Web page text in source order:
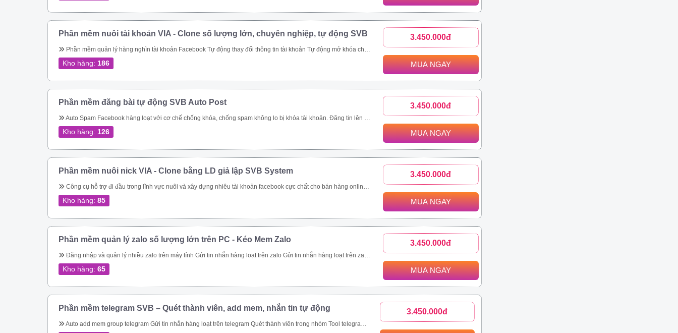
Phần mềm nuôi tài khoản VIA - Clone số lượng lớn, chuyên nghiệp, tự động SVB
Phần mềm quản lý hàng nghìn tài khoản Facebook Tự động thay đổi thông tin tài khoản Tự động mở khóa checkpoint Tự động seeding bài viết livestream, like page, follow theo uid Xây dựng và copy ảnh nội dung tài khoản đang nuôi theo 1 tài khoản mẫu
Kho hàng: 186
3.450.000đ
MUA NGAY
Phần mềm đăng bài tự động SVB Auto Post
Auto Spam Facebook hàng loạt với cơ chế chống khóa, chống spam không lo bị khóa tài khoản. Đăng tin lên group, page, cmt group tự động nhanh chóng Spam inbox theo bạn bè, theo Uid. Giải quyết triệt để bài toán spam của Facebook Tiếp cận khách hàng tiềm năng nhanh chóng Dễ dàng chăm sóc khách hàng, tiết kiệm thời gian hiệu quả Quản lí bài viết dễ dàng, thông minh Nhanh chóng đưa thông tin đến khách hàng trên nhiều kênh như group, fanpage, profile Là giải pháp marketing, quảng cáo, đăng tin bán hàng hoàn toàn tự động và chuyên nghiệp
Kho hàng: 126
3.450.000đ
MUA NGAY
Phần mềm nuôi nick VIA - Clone bằng LD giả lập SVB System
Công cụ hỗ trợ đi đầu trong lĩnh vực nuôi và xây dựng nhiêu tài khoản facebook cực chất cho bán hàng online Quản lý nuôi nick tự động 1 nick trên 1 điện thoại ảo riêng biệt Đăng bài, comment tự động lên các hội nhóm Quản lí bạn bè tự động Tự động tham gia nhóm Thiết lập tương tác nick tự động Seeding video livestream bán hàng online Tăng view, tăng mắt xem, comment, chia sẻ livestream Nhắn tin đến khách hàng tiềm năng tự động
Kho hàng: 85
3.450.000đ
MUA NGAY
Phần mềm quản lý zalo số lượng lớn trên PC - Kéo Mem Zalo
Đăng nhập và quản lý nhiều zalo trên máy tính Gửi tin nhắn hàng loạt trên zalo Gửi tin nhắn hàng loạt trên zalo theo danh bạ. Gửi tin nhắn zalo hàng loạt theo phân loại trên danh bạ. Gửi tin nhắn zalo hàng loạt, tự động vào các group. Gửi tin nhắn zalo tự động theo thành viên nhóm zalo nhanh chóng. Kết bạn zalo tự động số lượng lớn Phần mềm quản lý zalo còn giúp bạn tiếp cận hàng triệu khách hàng trên nền tảng nhanh chóng. Kết bạn zalo hàng loạt là tính năng giúp bạn thực hiện mục tiêu này. Với tính năng kết bạn zalo này, bạn có thể Kết bạn zalo theo danh sách SĐT có sẵn. Kết bạn zalo hàng loạt theo thành viên nhóm Tăng thành viên nhóm zalo nhanh chóng Mời bạn bè tham gia nhóm zalo theo danh sách bạn bè. Mời bạn bè tham gia nhóm zalo theo số điện thoại có sẵn.
Kho hàng: 65
3.450.000đ
MUA NGAY
Phần mềm telegram SVB – Quét thành viên, add mem, nhắn tin tự động
Auto add mem group telegram Gửi tin nhắn hàng loạt trên telegram Quét thành viên trong nhóm Tool telegram join nhóm tự động
3.450.000đ